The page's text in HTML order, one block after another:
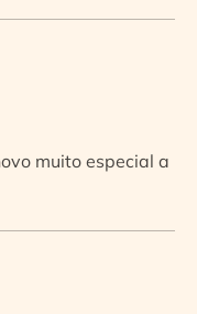
muito especial a